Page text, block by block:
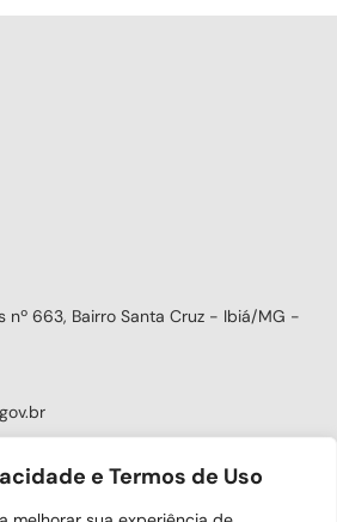
e Termos de Uso
nº 663, Bairro Santa Cruz - Ibiá/MG -